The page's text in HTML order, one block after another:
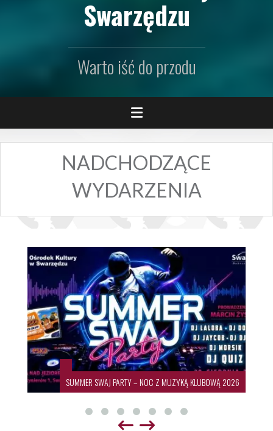
Swarzędzu
Warto iść do przodu
NADCHODZĄCE
WYDARZENIA
KLUBOWĄ 2026 19. Międzynarodowy Festiwal